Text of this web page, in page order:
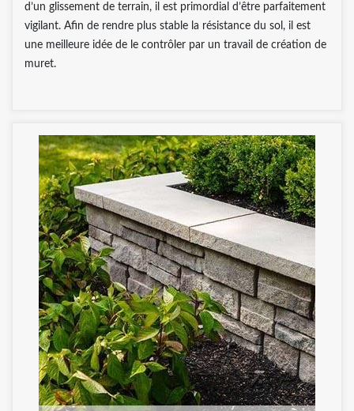
d’un glissement de terrain, il est primordial d’être parfaitement
vigilant. Afin de rendre plus stable la résistance du sol, il est
une meilleure idée de le contrôler par un travail de création de
muret.